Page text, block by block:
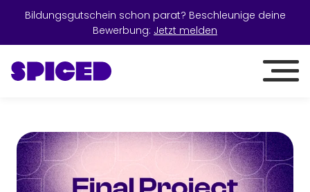
Bildungsgutschein schon parat? Beschleunige deine
Bewerbung: Jetzt melden